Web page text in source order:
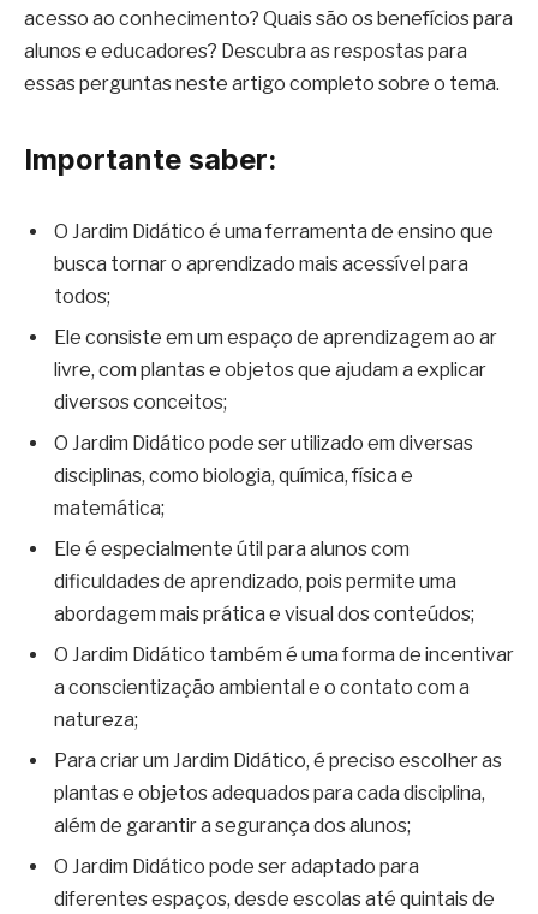
acesso ao conhecimento? Quais são os benefícios para
alunos e educadores? Descubra as respostas para
essas perguntas neste artigo completo sobre o tema.
Importante saber:
O Jardim Didático é uma ferramenta de ensino que
busca tornar o aprendizado mais acessível para
todos;
Ele consiste em um espaço de aprendizagem ao ar
livre, com plantas e objetos que ajudam a explicar
diversos conceitos;
O Jardim Didático pode ser utilizado em diversas
disciplinas, como biologia, química, física e
matemática;
Ele é especialmente útil para alunos com
dificuldades de aprendizado, pois permite uma
abordagem mais prática e visual dos conteúdos;
O Jardim Didático também é uma forma de incentivar
a conscientização ambiental e o contato com a
natureza;
Para criar um Jardim Didático, é preciso escolher as
plantas e objetos adequados para cada disciplina,
além de garantir a segurança dos alunos;
O Jardim Didático pode ser adaptado para
diferentes espaços, desde escolas até quintais de